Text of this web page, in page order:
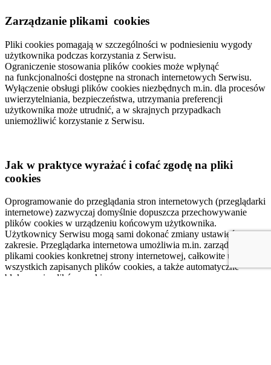
Zarządzanie plikami cookies
Pliki cookies pomagają w szczególności w podniesieniu wygody
użytkownika podczas korzystania z Serwisu.
Ograniczenie stosowania plików cookies może wpłynąć
na funkcjonalności dostępne na stronach internetowych Serwisu.
Wyłączenie obsługi plików cookies niezbędnych m.in. dla procesów
uwierzytelniania, bezpieczeństwa, utrzymania preferencji
użytkownika może utrudnić, a w skrajnych przypadkach
uniemożliwić korzystanie z Serwisu.
Jak w praktyce wyrażać i cofać zgodę na pliki
cookies
Oprogramowanie do przeglądania stron internetowych (przeglądarki
internetowe) zazwyczaj domyślnie dopuszcza przechowywanie
plików cookies w urządzeniu końcowym użytkownika.
Użytkownicy Serwisu mogą sami dokonać zmiany ustawień w tym
zakresie. Przeglądarka internetowa umożliwia m.in. zarządzanie
plikami cookies konkretnej strony internetowej, całkowite usuwanie
wszystkich zapisanych plików cookies, a także automatyczne
blokowanie plików cookies.